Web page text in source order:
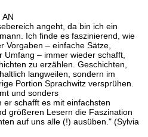
AN
angeht, da bin ich ein
Ich finde es faszinierend, wie
Vorgaben – einfache Sätze,
Umfang – immer wieder schafft,
zu erzählen. Geschichten,
langweilen, sondern im
Portion Sprachwitz versprühen.
und sonders
er schafft es mit einfachsten
größeren Lesern die Faszination
auf uns alle (!) ausüben." (Sylvia